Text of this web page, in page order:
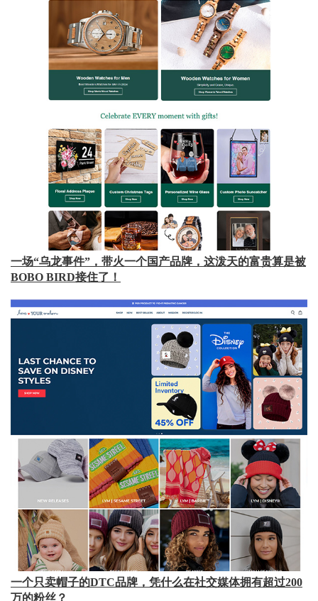
一场“乌龙事件”，带火一个国产品牌，这泼天的富贵算是被
BOBO BIRD接住了！
一个只卖帽子的DTC品牌，凭什么在社交媒体拥有超过200
万的粉丝？